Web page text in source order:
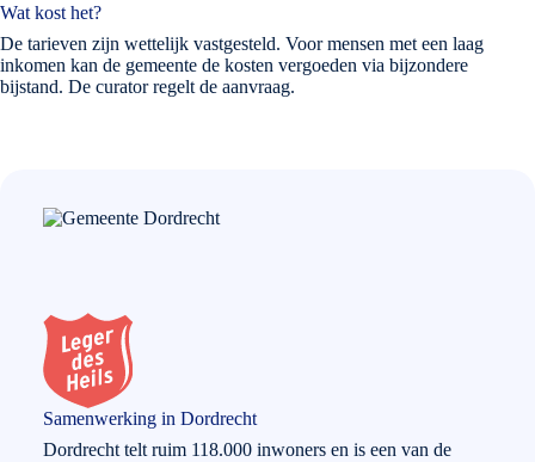
Wat kost het?
De tarieven zijn wettelijk vastgesteld. Voor mensen met een laag
inkomen kan de gemeente de kosten vergoeden via bijzondere
bijstand. De curator regelt de aanvraag.
Samenwerking in Dordrecht
Dordrecht telt ruim 118.000 inwoners en is een van de